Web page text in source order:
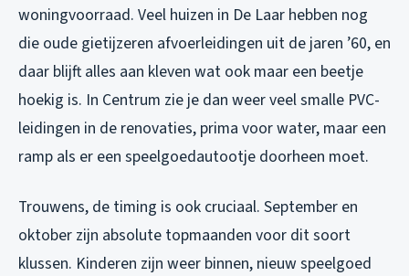
woningvoorraad. Veel huizen in De Laar hebben nog
die oude gietijzeren afvoerleidingen uit de jaren ’60, en
daar blijft alles aan kleven wat ook maar een beetje
hoekig is. In Centrum zie je dan weer veel smalle PVC-
leidingen in de renovaties, prima voor water, maar een
ramp als er een speelgoedautootje doorheen moet.
Trouwens, de timing is ook cruciaal. September en
oktober zijn absolute topmaanden voor dit soort
klussen. Kinderen zijn weer binnen, nieuw speelgoed